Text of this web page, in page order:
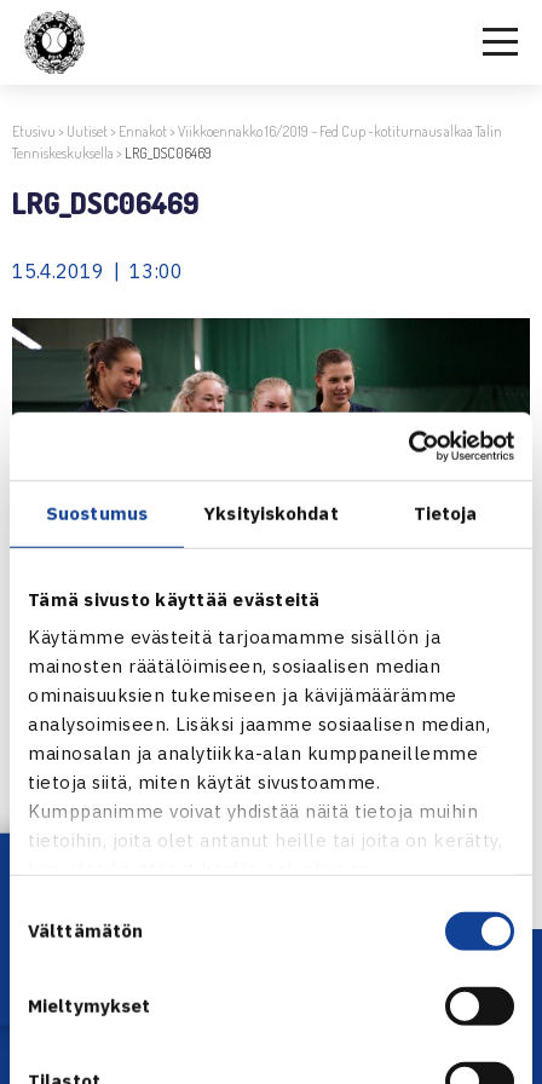
Suostumus Yksityiskohdat Tietoja
Tämä sivusto käyttää evästeitä
Käytämme evästeitä tarjoamamme sisällön ja
mainosten räätälöimiseen, sosiaalisen median
ominaisuuksien tukemiseen ja kävijämäärämme
analysoimiseen. Lisäksi jaamme sosiaalisen median,
mainosalan ja analytiikka-alan kumppaneillemme
tietoja siitä, miten käytät sivustoamme.
Kumppanimme voivat yhdistää näitä tietoja muihin
tietoihin, joita olet antanut heille tai joita on kerätty,
valinta
Välttämätön
Mieltymykset
Etusivu > Uutiset> Ennakot>Viikkoennakko 16/2019 – Fed Cup -kotiturnaus alkaa Talin
Tenniskeskuksella > LRG_DSC06469
LRG_DSC06469
15.4.2019 | 13:00
← Edellinen
Lataa OmaTennis!